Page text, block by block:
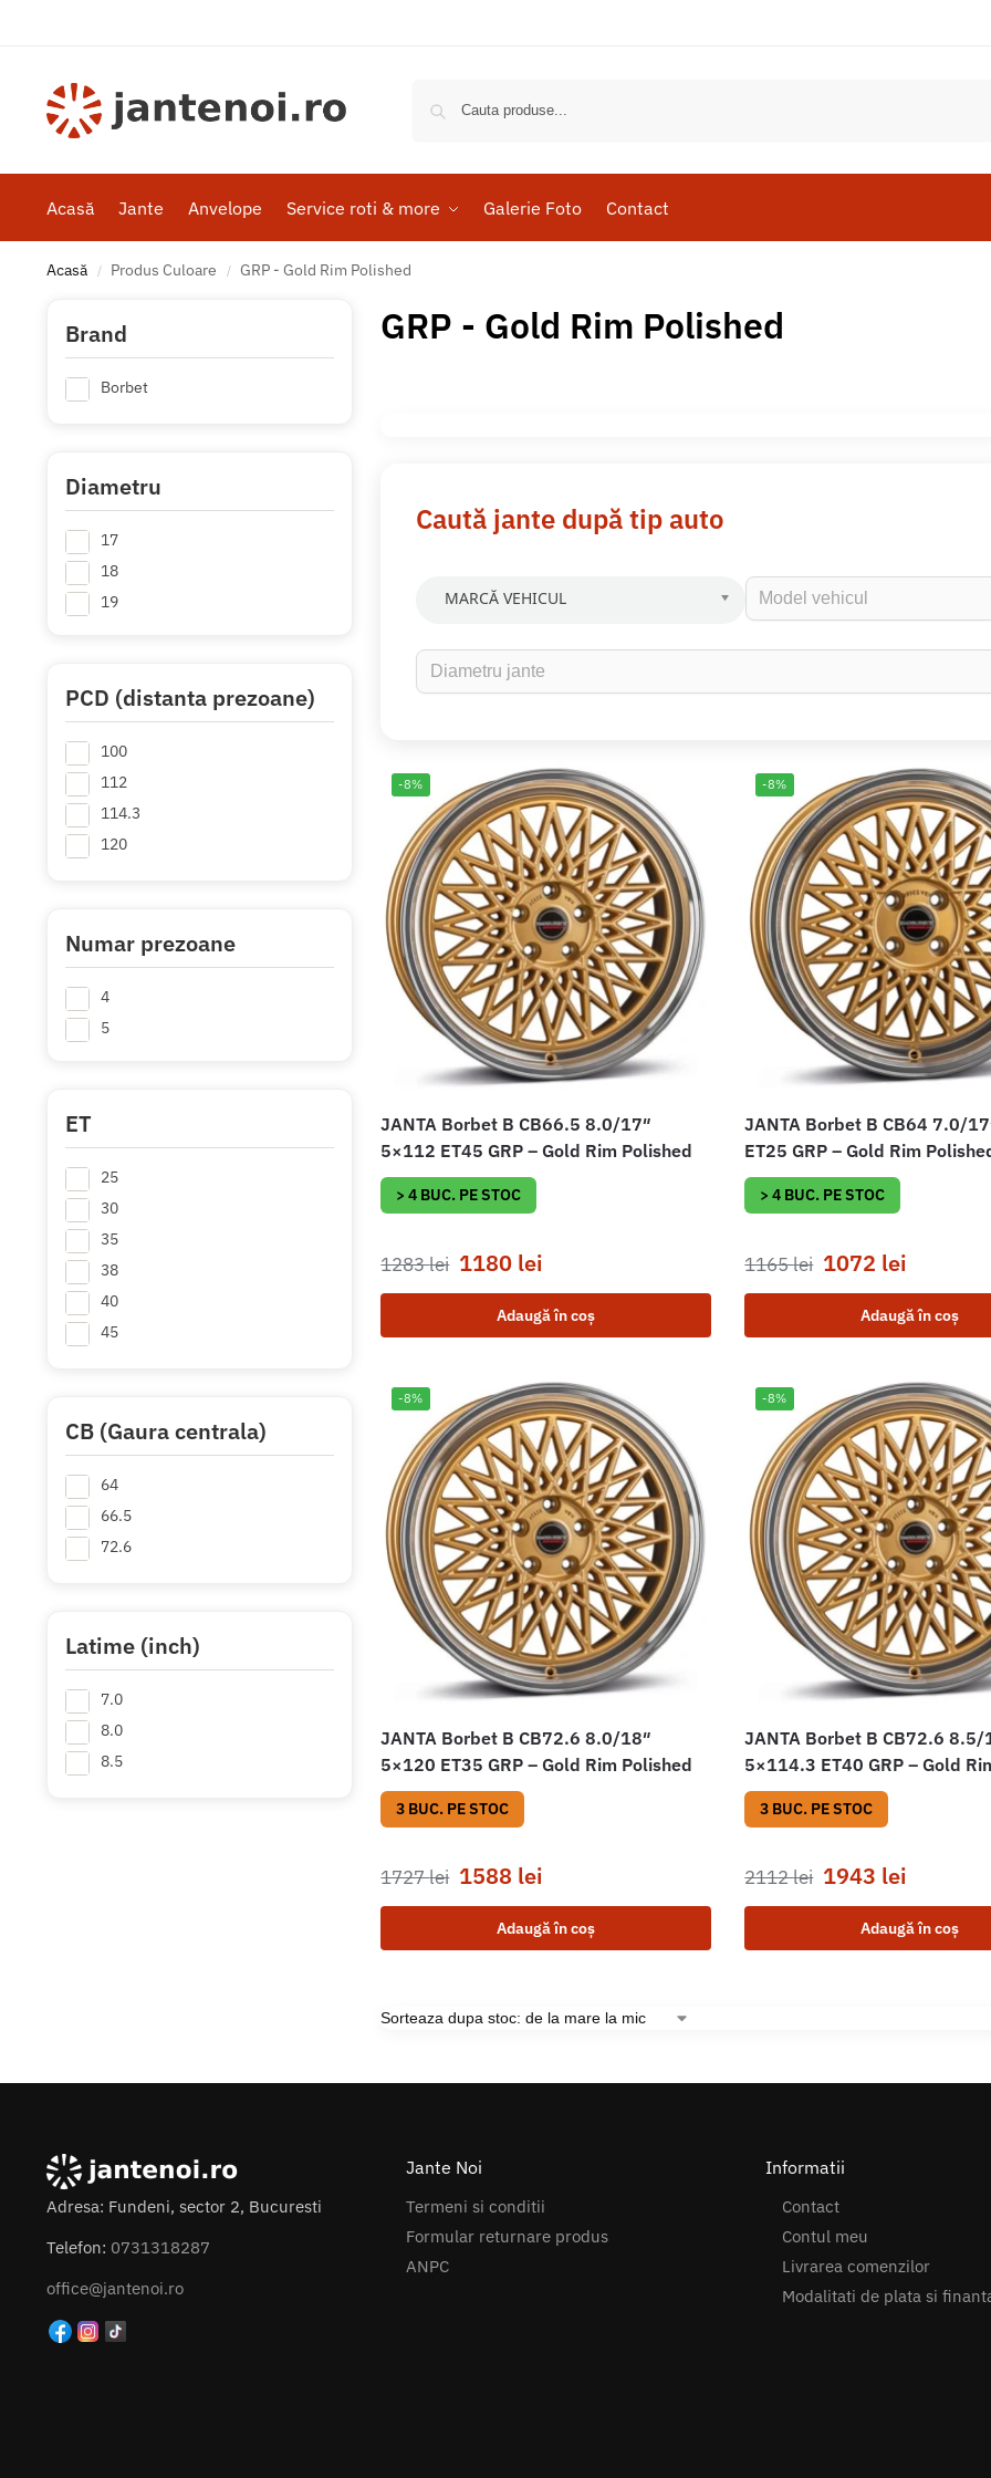
Acasă Jante Anvelope Service roti & more Galerie Foto Contact
Acasă / Produs Culoare / GRP - Gold Rim Polished
GRP - Gold Rim Polished
Caută jante după tip auto
MARCĂ VEHICUL
-8%
JANTA Borbet B CB66.5 8.0/17″
5×112 ET45 GRP – Gold Rim Polished
> 4 BUC. PE STOC
1283lei 1180 lei
Adaugă în coș
-8%
JANTA Borbet B CB64 7.0/
ET25 GRP – Gold Rim
> 4 BUC. PE STOC
1165lei 1072 lei
Adaugă în coș
-8%
JANTA Borbet B CB72.6 8.0/18″
5×120 ET35 GRP – Gold Rim Polished
3 BUC. PE STOC
1727lei 1588 lei
Adaugă în coș
-8%
JANTA Borbet B CB72.6 8.5/
5×114.3 ET40 GRP – Gold
3 BUC. PE STOC
2112lei 1943 lei
Adaugă în coș
Brand
Borbet
Diametru
17
18
19
PCD (distanta prezoane)
100
112
114.3
120
Numar prezoane
4
5
ET
25
30
35
38
40
45
CB (Gaura centrala)
64
66.5
72.6
Latime (inch)
7.0
8.0
8.5
Adresa: Fundeni, sector 2, Bucuresti
Telefon: 0731318287
office@jantenoi.ro
Jante Noi
Termeni si conditii
Formular returnare produs
ANPC
Informatii
Contact
Contul meu
Livrarea comenzilor
Modalitati de plata si